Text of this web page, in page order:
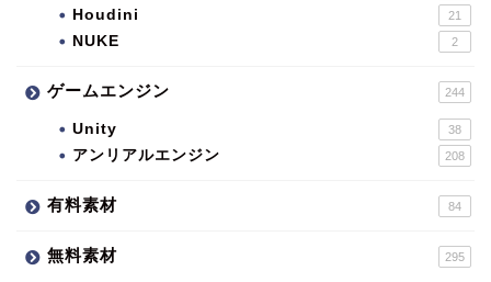
Houdini 21
NUKE 2
ゲームエンジン 244
Unity 38
アンリアルエンジン 208
有料素材 84
無料素材 295